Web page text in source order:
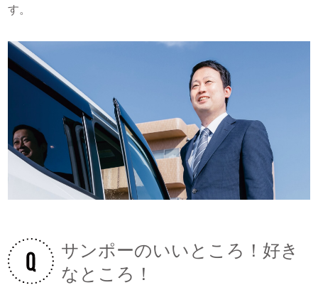
す。
サンポーのいいところ！好き
なところ！